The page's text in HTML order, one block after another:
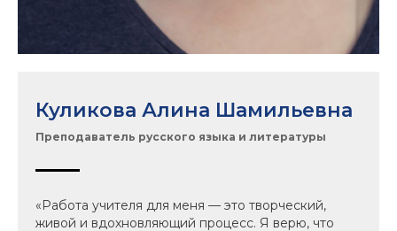
Куликова Алина Шамильевна
Преподаватель русского языка и литературы
«Работа учителя для меня — это творческий,
живой и вдохновляющий процесс. Я верю, что